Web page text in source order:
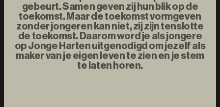
gebeurt. Samen geven zij hun blik op de
toekomst. Maar de toekomst vormgeven
zonder jongeren kan niet, zij zijn tenslotte
de toekomst. Daarom word je als jongere
op Jonge Harten uitgenodigd om jezelf als
maker van je eigen leven te zien en je stem
te laten horen.